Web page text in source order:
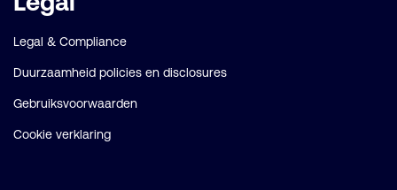
Legal & Compliance
Duurzaamheid policies en disclosures
Gebruiksvoorwaarden
Cookie verklaring